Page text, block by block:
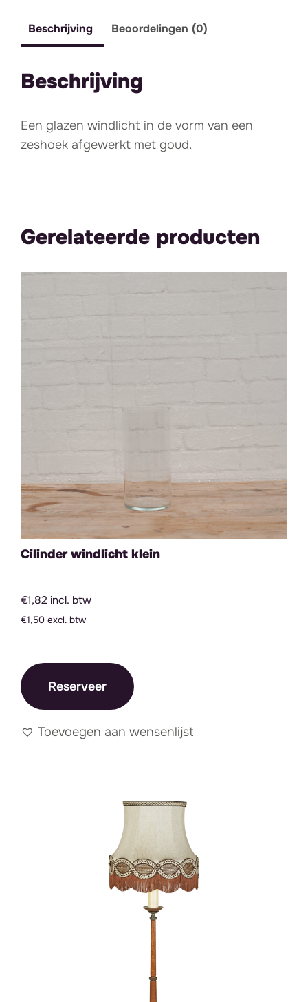
Beschrijving Beoordelingen (0)
Beschrijving
Een glazen windlicht in de vorm van een
zeshoek afgewerkt met goud.
Gerelateerde producten
Cilinder windlicht klein
€1,82 incl. btw
€1,50 excl. btw
Reserveer
Toevoegen aan wensenlijst